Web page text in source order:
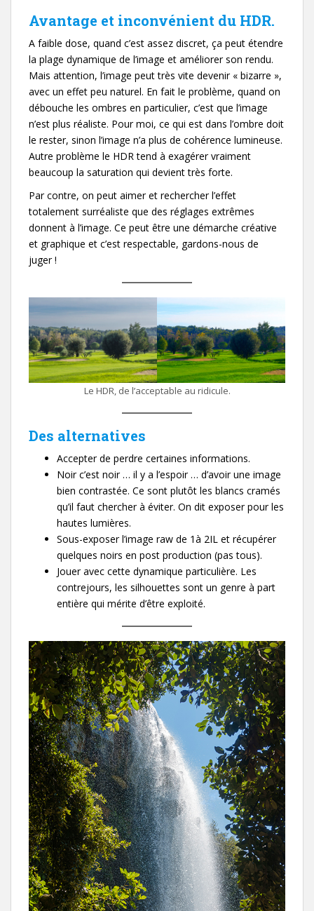
Avantage et inconvénient du HDR.
A faible dose, quand c’est assez discret, ça peut étendre
la plage dynamique de l’image et améliorer son rendu.
Mais attention, l’image peut très vite devenir « bizarre »,
avec un effet peu naturel. En fait le problème, quand on
débouche les ombres en particulier, c’est que l’image
n’est plus réaliste. Pour moi, ce qui est dans l’ombre doit
le rester, sinon l’image n’a plus de cohérence lumineuse.
Autre problème le HDR tend à exagérer vraiment
beaucoup la saturation qui devient très forte.
Par contre, on peut aimer et rechercher l’effet
totalement surréaliste que des réglages extrêmes
donnent à l’image. Ce peut être une démarche créative
et graphique et c’est respectable, gardons-nous de
juger !
Le HDR, de l’acceptable au ridicule.
Des alternatives
Accepter de perdre certaines informations.
Noir c’est noir … il y a l’espoir … d’avoir une image
bien contrastée. Ce sont plutôt les blancs cramés
qu’il faut chercher à éviter. On dit exposer pour les
hautes lumières.
Sous-exposer l’image raw de 1à 2IL et récupérer
quelques noirs en post production (pas tous).
Jouer avec cette dynamique particulière. Les
contrejours, les silhouettes sont un genre à part
entière qui mérite d’être exploité.